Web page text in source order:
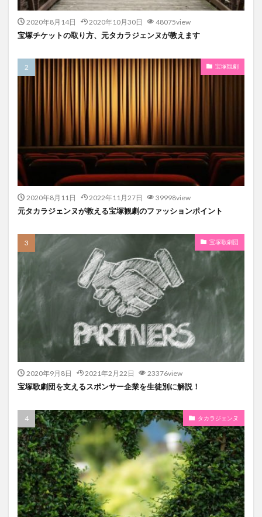
2020年8月14日 2020年10月30日 48075view
宝塚チケットの取り方、元タカラジェンヌが教えます
宝塚観劇
2020年8月11日 2022年11月27日 39998view
元タカラジェンヌが教える宝塚観劇のファッションポイント
宝塚歌劇団
2020年9月8日 2021年2月22日 23376view
宝塚歌劇団を支えるスポンサー企業を生徒別に解説！
タカラジェンヌ